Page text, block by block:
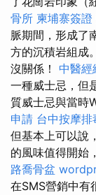
骨所 柬埔寨簽證
脈期間，形成了
方的沉積岩組成
沒關係！ 中醫經
一種威士忌，但
質威士忌與當時
申請 台中按摩排
但基本上可以說
的風味值得開始
路喬骨盆
在SMS營銷中有